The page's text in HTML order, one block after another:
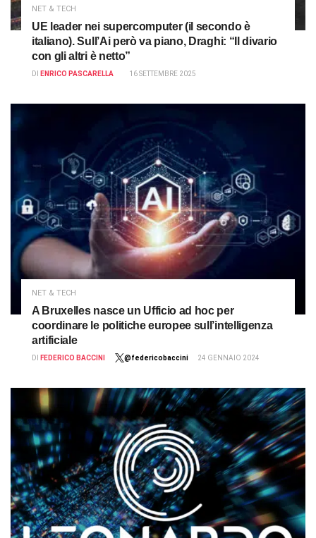
NET & TECH
UE leader nei supercomputer (il secondo è
italiano). Sull’Ai però va piano, Draghi: “Il divario
con gli altri è netto”
DI ENRICO PASCARELLA 16 SETTEMBRE 2025
NET & TECH
A Bruxelles nasce un Ufficio ad hoc per
coordinare le politiche europee sull’intelligenza
artificiale
DI FEDERICO BACCINI @federicobaccini 24 GENNAIO 2024